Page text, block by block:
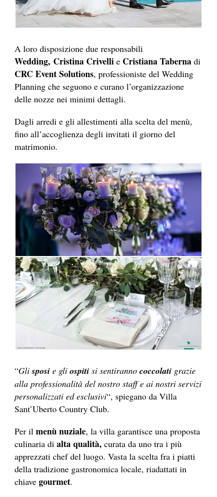
A loro disposizione due responsabili
Wedding, Cristina Crivelli e Cristiana Taberna di
CRC Event Solutions, professioniste del Wedding
Planning che seguono e curano l’organizzazione
delle nozze nei minimi dettagli.
Dagli arredi e gli allestimenti alla scelta del menù,
fino all’accoglienza degli invitati il giorno del
matrimonio.
“Glisposi e gli ospiti si sentiranno coccolati grazie
alla professionalità del nostro staff e ai nostri servizi
personalizzati ed esclusivi“, spiegano da Villa
Sant’Uberto Country Club.
Per il menù nuziale, la villa garantisce una proposta
culinaria di alta qualità, curata da uno tra i più
apprezzati chef del luogo. Vasta la scelta fra i piatti
della tradizione gastronomica locale, riadattati in
chiave gourmet.